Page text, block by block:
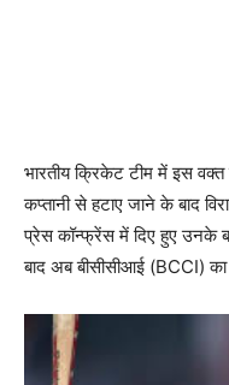
भारतीय क्रिकेट टीम में इस
कप्तानी से हटाए जाने के बाद
प्रेस कॉन्फ्रेंस में दिए हुए
बाद अब बीसीसीआई (BCCI)